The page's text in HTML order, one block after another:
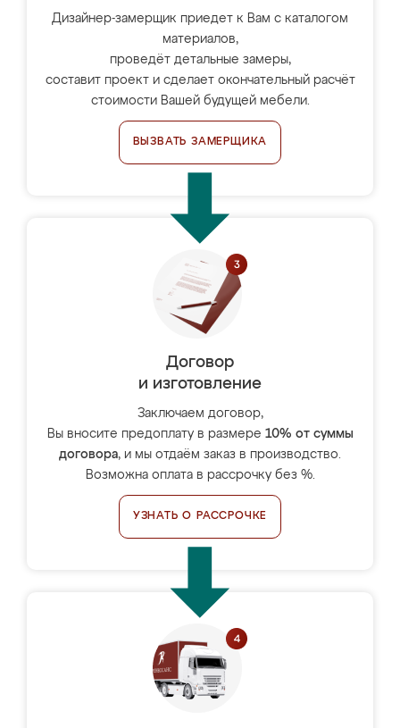
Дизайнер-замерщик приедет к Вам с каталогом
материалов,
проведёт детальные замеры,
составит проект и сделает окончательный расчёт
стоимости Вашей будущей мебели.
ВЫЗВАТЬ ЗАМЕРЩИКА
Договор
и изготовление
Заключаем договор,
Вы вносите предоплату в размере 10% от суммы
договора, и мы отдаём заказ в производство.
Возможна оплата в рассрочку без %.
УЗНАТЬ О РАССРОЧКЕ